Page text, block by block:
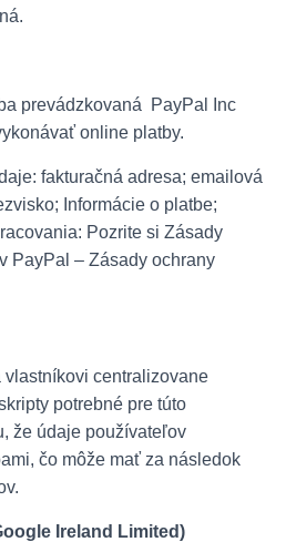
prevádzkovaná PayPal Inc
online platby.
fakturačná adresa; emailová
Informácie o platbe;
Pozrite si Zásady
PayPal – Zásady ochrany
vlastníkovi centralizovane
potrebné pre túto
že údaje používateľov
čo môže mať za následok
Ireland Limited)